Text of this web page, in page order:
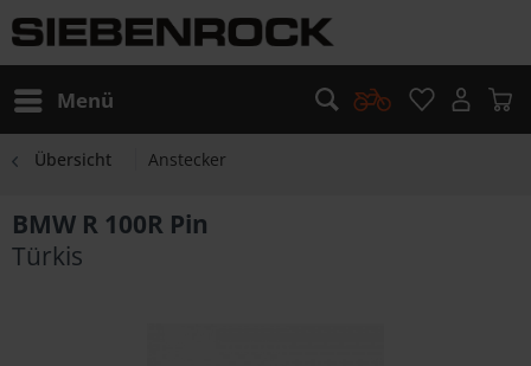
Menü
Übersicht Anstecker
BMW R 100R Pin
Türkis